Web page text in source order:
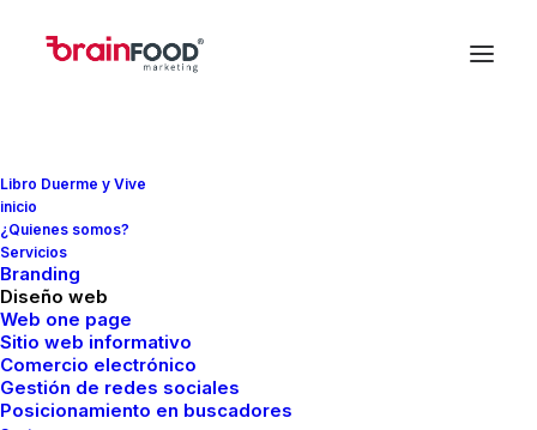
Libro Duerme y Vive
inicio
¿Quienes somos?
Servicios
Branding
Diseño web
Web one page
Sitio web informativo
Comercio electrónico
Gestión de redes sociales
Posicionamiento en buscadores
SEO Técnico: Qué es y
por qué es importante
hacerlo